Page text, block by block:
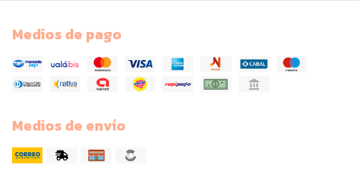
Medios de pago
Medios de envío